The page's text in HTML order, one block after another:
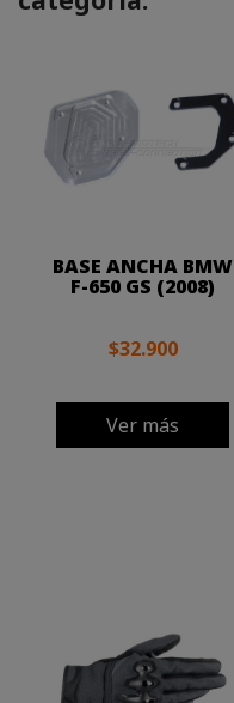
BASE ANCHA BMW
F-650 GS (2008)
$32.900
Ver más